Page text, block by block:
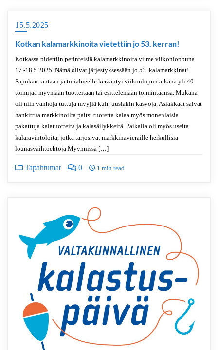
15.5.2025
Kotkan kalamarkkinoita vietettiin jo 53. kerran!
Kotkassa pidettiin perinteisiä kalamarkkinoita viime viikonloppuna
17.-18.5.2025. Nämä olivat järjestyksessään jo 53. kalamarkkinat!
Sapokan rantaan ja torialueelle kerääntyi viikonlopun aikana yli 40
toimijaa myymään tuotteitaan tai esittelemään toimintaansa. Mukana
oli niin vanhoja tuttuja myyjiä kuin uusiakin kasvoja. Asiakkaat saivat
hankittua markkinoilta paitsi tuoretta kalaa myös monenlaisia
pakattuja kalatuotteita ja kalasäilykkeitä. Paikalla oli myös useita
kalaravintoloita, jotka tarjosivat markkinavieraille herkullisia
lounasvaihtoehtoja.Myynnissä […]
Tapahtumat 0 1 min read